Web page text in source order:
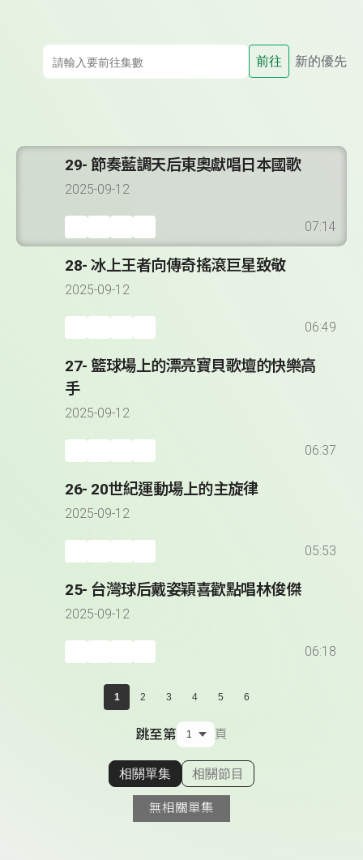
前往 新的優先
29- 節奏藍調天后東奧獻唱日本國歌
2025-09-12
07:14
28- 冰上王者向傳奇搖滾巨星致敬
2025-09-12
06:49
27- 籃球場上的漂亮寶貝歌壇的快樂高
手
2025-09-12
06:37
26- 20世紀運動場上的主旋律
2025-09-12
05:53
25- 台灣球后戴姿穎喜歡點唱林俊傑
2025-09-12
06:18
1 2 3 4 5 6
跳至第 頁
顯示相關單集
相關單集 相關節目
無相關單集